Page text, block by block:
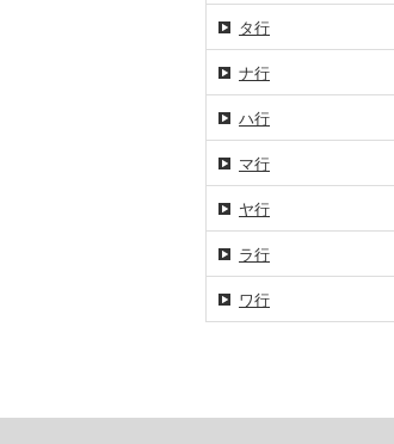
タ行
ナ行
ハ行
マ行
ヤ行
ラ行
ワ行